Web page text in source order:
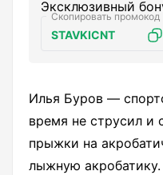
Эксклюзивный
STAVKICNT
Илья Буров —
время не струсил и
прыжки на
лыжную